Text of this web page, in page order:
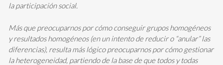
la participación social.
Más que preocuparnos por cómo conseguir grupos homogéneos
y resultados homogéneos (en un intento de reducir o “anular” las
diferencias), resulta más lógico preocuparnos por cómo gestionar
la heterogeneidad, partiendo de la base de que todos y todas